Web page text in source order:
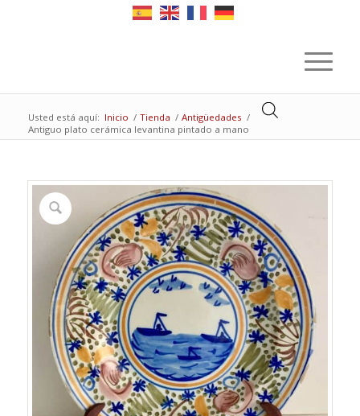
Usted está aquí: Inicio / Tienda / Antigüedades /
Antiguo plato cerámica levantina pintado a mano